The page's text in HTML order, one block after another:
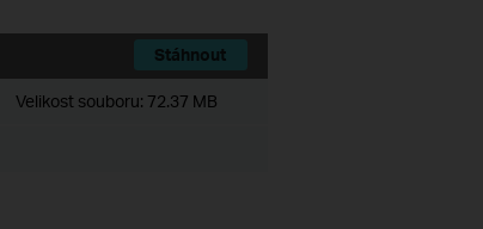
Stáhnout
Velikost souboru: 72.37 MB